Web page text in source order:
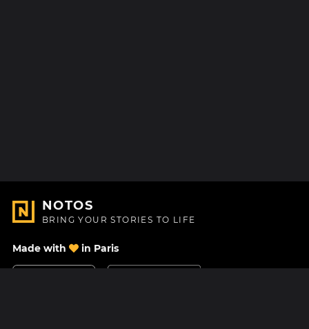
NOTOS
BRING YOUR STORIES TO LIFE
Made with in Paris